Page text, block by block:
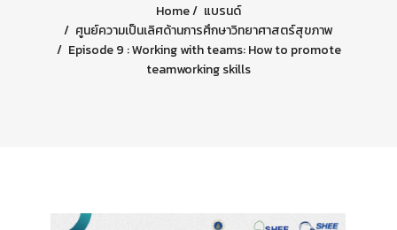
Home
แบรนด์
ศูนย์ความเป็นเลิศด้านการศึกษาวิทยาศาสตร์สุขภาพ
Episode 9 : Working with teams: How to promote
teamworking skills